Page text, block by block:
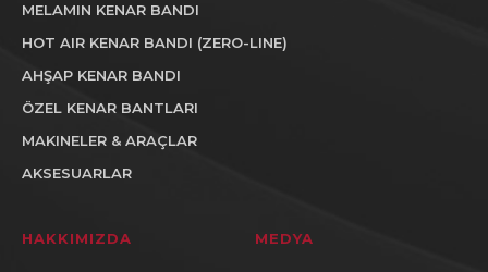
MELAMIN KENAR BANDI
HOT AIR KENAR BANDI (ZERO-LINE)
AHŞAP KENAR BANDI
ÖZEL KENAR BANTLARI
MAKINELER & ARAÇLAR
AKSESUARLAR
HAKKIMIZDA MEDYA